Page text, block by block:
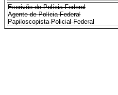
Escrivão de Polícia Federal
Agente de Polícia Federal
Papiloscopista Policial Federal